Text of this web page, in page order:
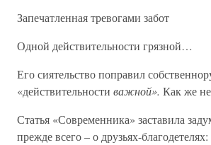
Запечатленная тревогами забот
Одной действительности грязной…
Его сиятельство поправил
«действительности важной». Как же
Статья «Современника» заставила
прежде всего – о друзьях-